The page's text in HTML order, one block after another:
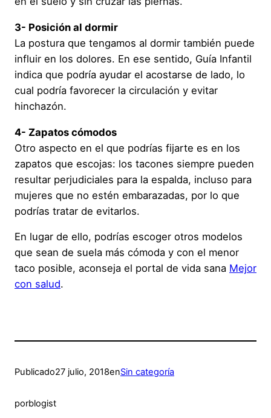
3- Posición al dormir
La postura que tengamos al dormir también puede
influir en los dolores. En ese sentido, Guía Infantil
indica que podría ayudar el acostarse de lado, lo
cual podría favorecer la circulación y evitar
hinchazón.
4- Zapatos cómodos
Otro aspecto en el que podrías fijarte es en los
zapatos que escojas: los tacones siempre pueden
resultar perjudiciales para la espalda, incluso para
mujeres que no estén embarazadas, por lo que
podrías tratar de evitarlos.
En lugar de ello, podrías escoger otros modelos
que sean de suela más cómoda y con el menor
taco posible, aconseja el portal de vida sana Mejor
con salud.
Publicado27 julio, 2018enSin categoría
porblogist